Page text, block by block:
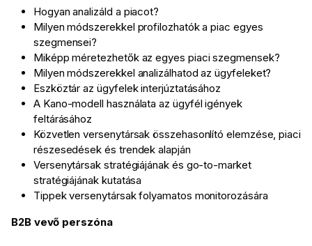
Hogyan analizáld a piacot?
Milyen módszerekkel profilozhatók a piac egyes
szegmensei?
Miképp méretezhetők az egyes piaci szegmensek?
Milyen módszerekkel analizálhatod az ügyfeleket?
Eszköztár az ügyfelek interjúztatásához
A Kano-modell használata az ügyfél igények
feltárásához
Közvetlen versenytársak összehasonlító elemzése, piaci
részesedések és trendek alapján
Versenytársak stratégiájának és go-to-market
stratégiájának kutatása
Tippek versenytársak folyamatos monitorozására
B2B vevő perszóna